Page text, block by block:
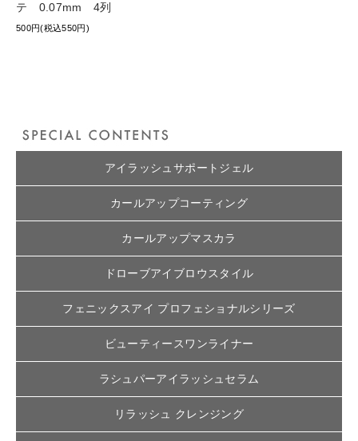
テ 0.07mm 4列
500円(税込550円)
アイラッシュサポートジェル
カールアップコーティング
カールアップマスカラ
ドローブアイブロウスタイル
フェニックスアイ プロフェショナルシリーズ
ビューティースワンライナー
ラシュパーアイラッシュセラム
リラッシュ クレンジング